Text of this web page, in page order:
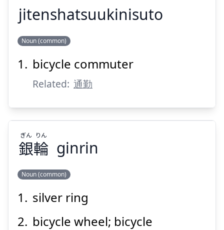
ツーキニスト
Suspend
jitenshatsuukinisuto
Noun (common)
bicycle commuter
Related: 通勤
銀
輪
銀輪
ぎん りん
ginrin
Noun (common)
silver ring
bicycle wheel; bicycle